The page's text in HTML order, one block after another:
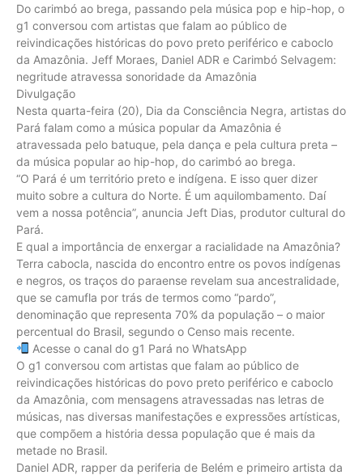
Do carimbó ao brega, passando pela música pop e hip-hop, o
g1 conversou com artistas que falam ao público de
reivindicações históricas do povo preto periférico e caboclo
da Amazônia. Jeff Moraes, Daniel ADR e Carimbó Selvagem:
negritude atravessa sonoridade da Amazônia
Divulgação
Nesta quarta-feira (20), Dia da Consciência Negra, artistas do
Pará falam como a música popular da Amazônia é
atravessada pelo batuque, pela dança e pela cultura preta –
da música popular ao hip-hop, do carimbó ao brega.
“O Pará é um território preto e indígena. E isso quer dizer
muito sobre a cultura do Norte. É um aquilombamento. Daí
vem a nossa potência”, anuncia Jeft Dias, produtor cultural do
Pará.
E qual a importância de enxergar a racialidade na Amazônia?
Terra cabocla, nascida do encontro entre os povos indígenas
e negros, os traços do paraense revelam sua ancestralidade,
que se camufla por trás de termos como “pardo”,
denominação que representa 70% da população – o maior
percentual do Brasil, segundo o Censo mais recente.
Acesse o canal do g1 Pará no WhatsApp
O g1 conversou com artistas que falam ao público de
reivindicações históricas do povo preto periférico e caboclo
da Amazônia, com mensagens atravessadas nas letras de
músicas, nas diversas manifestações e expressões artísticas,
que compõem a história dessa população que é mais da
metade no Brasil.
Daniel ADR, rapper da periferia de Belém e primeiro artista da